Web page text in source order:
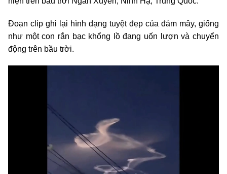
Đoạn clip ghi lại hình dạng tuyệt đẹp của đám mây, giống
như một con rắn bạc khổng lồ đang uốn lượn và chuyển
động trên bầu trời.